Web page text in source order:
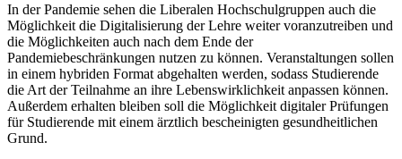
In der Pandemie sehen die Liberalen Hochschulgruppen auch die
Möglichkeit die Digitalisierung der Lehre weiter voranzutreiben und
die Möglichkeiten auch nach dem Ende der
Pandemiebeschränkungen nutzen zu können. Veranstaltungen sollen
in einem hybriden Format abgehalten werden, sodass Studierende
die Art der Teilnahme an ihre Lebenswirklichkeit anpassen können.
Außerdem erhalten bleiben soll die Möglichkeit digitaler Prüfungen
für Studierende mit einem ärztlich bescheinigten gesundheitlichen
Grund.